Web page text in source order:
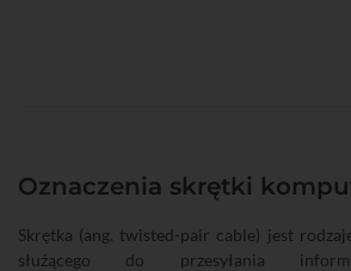
Oznaczenia skrętki
Skrętka (ang. twisted-pair cable) jest
służącego do przesyłania